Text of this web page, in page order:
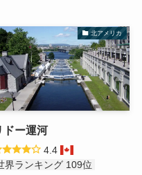
北アメリカ
ドー運河
4.4
界ランキング 109位